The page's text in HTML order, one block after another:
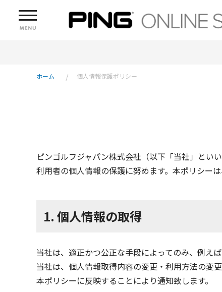
ホーム 個人情報保護ポリシー
ピンゴルフジャパン株式会社（以下「当社」とい
利用者の個人情報の保護に努めます。本ポリシー
1. 個人情報の取得
当社は、適正かつ公正な手段によってのみ、例え
当社は、個人情報取得内容の変更・利用方法の変
本ポリシーに反映することにより通知致します。